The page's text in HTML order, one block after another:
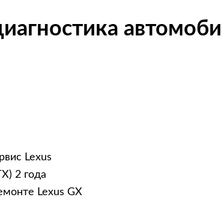
Lexus
2 года
Lexus GX